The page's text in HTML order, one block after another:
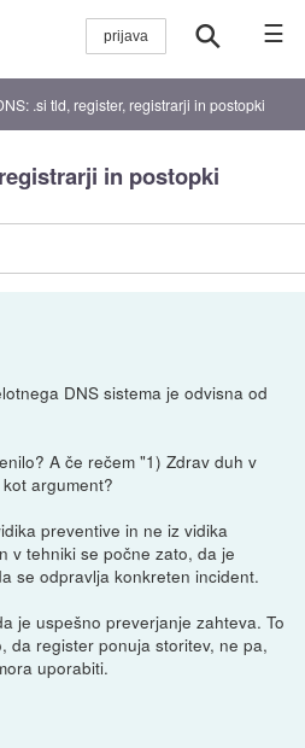
☰
.si tld, register, registrarji in postopki
in postopki
DNS sistema je odvisna od
A če rečem "1) Zdrav duh v
argument?
preventive in ne iz vidika
v tehniki se počne zato, da je
se odpravlja konkreten incident.
je uspešno preverjanje zahteva. To
da register ponuja storitev, ne pa,
uporabiti.